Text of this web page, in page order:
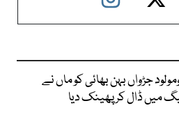
جڑواں بہن بھائی کو ماں نے
میں ڈال کر پھینک دیا